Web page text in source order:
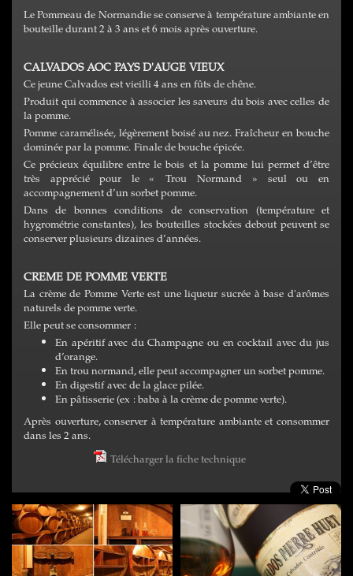
Le Pommeau de Normandie se conserve à température ambiante en
bouteille durant 2 à 3 ans et 6 mois après ouverture.
CALVADOS AOC PAYS D'AUGE VIEUX
Ce jeune Calvados est vieilli 4 ans en fûts de chêne.
Produit qui commence à associer les saveurs du bois avec celles de
la pomme.
Pomme caramélisée, légèrement boisé au nez. Fraîcheur en bouche
dominée par la pomme. Finale de bouche épicée.
Ce précieux équilibre entre le bois et la pomme lui permet d’être
très apprécié pour le « Trou Normand » seul ou en
accompagnement d’un sorbet pomme.
Dans de bonnes conditions de conservation (température et
hygrométrie constantes), les bouteilles stockées debout peuvent se
conserver plusieurs dizaines d’années.
CREME DE POMME VERTE
La crème de Pomme Verte est une liqueur sucrée à base d'arômes
naturels de pomme verte.
Elle peut se consommer :
En apéritif avec du Champagne ou en cocktail avec du jus
d’orange.
En trou normand, elle peut accompagner un sorbet pomme.
En digestif avec de la glace pilée.
En pâtisserie (ex : baba à la crème de pomme verte).
Après ouverture, conserver à température ambiante et consommer
dans les 2 ans.
Télécharger la fiche technique